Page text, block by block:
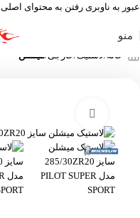
عبور به ناوبری رفتن به محتوای اصلی
منو
خانه لاستیک خارجی میشلن